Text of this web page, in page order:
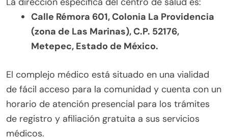
Calle Rémora 601, Colonia La Providencia
(zona de Las Marinas), C.P. 52176,
Metepec, Estado de México.
El complejo médico está situado en una vialidad
de fácil acceso para la comunidad y cuenta con un
horario de atención presencial para los trámites
de registro y afiliación gratuita a sus servicios
médicos.